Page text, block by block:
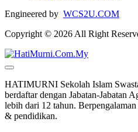
Engineered by WCS2U.COM
Copyright © 2026 All Right
HATIMURNI Sekolah Islam
berdaftar dengan Jabatan-Jabatan
lebih dari 12 tahun.
& pendidikan.